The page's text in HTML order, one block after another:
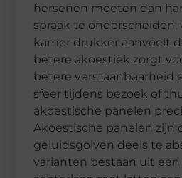
hersenen moeten dan
spraak te onderscheiden,
kamer drukker aanvoelt
betere akoestiek zorgt
betere verstaanbaarheid
sfeer tijdens bezoek of
akoestische panelen
Akoestische panelen zijn
geluidsgolven deels te
varianten bestaan uit